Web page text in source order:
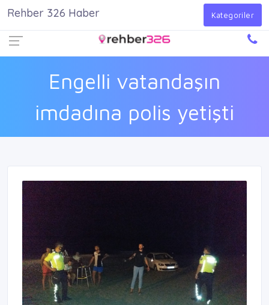
Giriş Yap
Engelli vatandaşın
imdadına polis yetişti
Rehber 326 Haber Kategoriler